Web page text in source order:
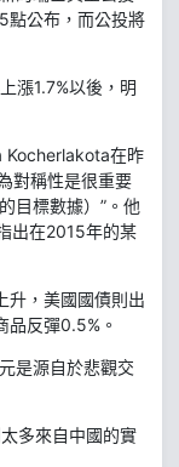
點公布，而公投將
漲1.7%以後，明
Kocherlakota在昨
對稱性是很重要
目標數據）”。他
出在2015年的某
升，美國國債則出
品反彈0.5%。
是源自於悲觀交
多來自中國的實